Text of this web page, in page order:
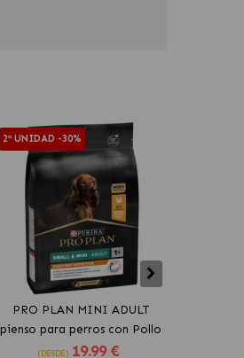
2ª UNIDAD -30%
PRO PLAN MINI ADULT
pienso para perros con Pollo
(DESDE) 19.99 €